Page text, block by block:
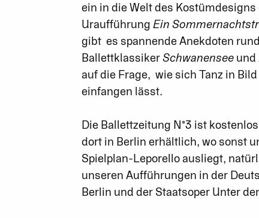
ein in die Welt des Kostümdesigns
Uraufführung Ein
gibt es spannende Anekdoten
BallettklassikerSchwanensee und
auf die Frage, wie sich Tanz in
einfangen lässt.
Die Ballettzeitung N°3 ist
dort in Berlin erhältlich, wo sonst
Spielplan-Leporello ausliegt,
unseren Aufführungen in der
Berlin und der Staatsoper Unter